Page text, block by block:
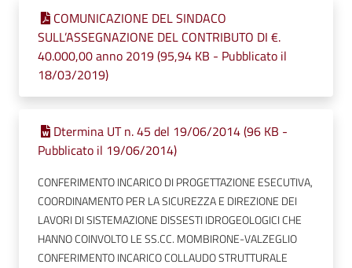
COMUNICAZIONE DEL SINDACO
SULL’ASSEGNAZIONE DEL CONTRIBUTO DI €.
40.000,00 anno 2019 (95,94 KB - Pubblicato il
18/03/2019)
Dtermina UT n. 45 del 19/06/2014 (96 KB -
Pubblicato il 19/06/2014)
CONFERIMENTO INCARICO DI PROGETTAZIONE ESECUTIVA,
COORDINAMENTO PER LA SICUREZZA E DIREZIONE DEI
LAVORI DI SISTEMAZIONE DISSESTI IDROGEOLOGICI CHE
HANNO COINVOLTO LE SS.CC. MOMBIRONE-VALZEGLIO
CONFERIMENTO INCARICO COLLAUDO STRUTTURALE